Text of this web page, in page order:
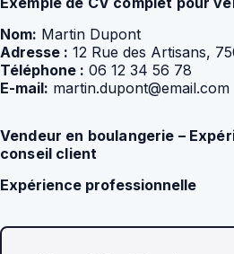
Nom: Martin Dupont
Adresse : 12 Rue des Artisans,
Téléphone : 06 12 34 56 78
E-mail: martin.dupont@email.com
Vendeur en boulangerie –
conseil client
Expérience professionnelle